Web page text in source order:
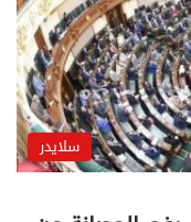
سلايدر